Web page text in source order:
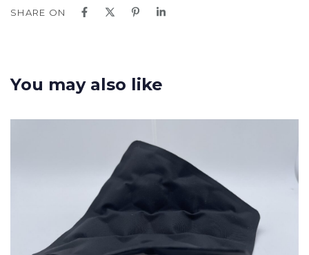
SHARE ON
You may also like